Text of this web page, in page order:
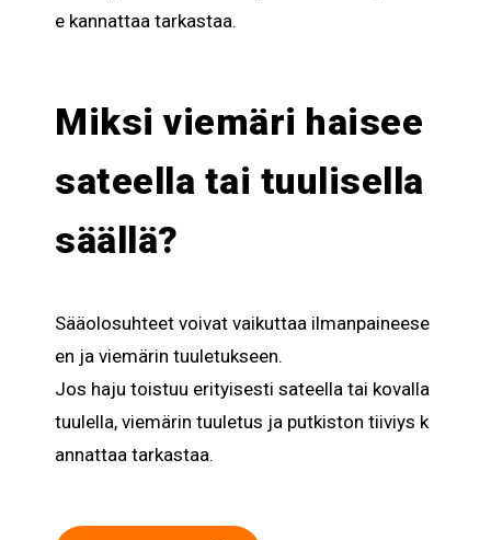
e kannattaa tarkastaa.
Miksi viemäri haisee
sateella tai tuulisella
säällä?
Sääolosuhteet voivat vaikuttaa ilmanpaineese
en ja viemärin tuuletukseen.
Jos haju toistuu erityisesti sateella tai kovalla
tuulella, viemärin tuuletus ja putkiston tiiviys k
annattaa tarkastaa.